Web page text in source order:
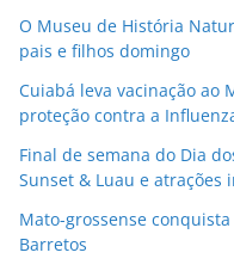
O Museu de História
pais e filhos domingo
Cuiabá leva vacinação ao
proteção contra a
Final de semana do Dia
Sunset & Luau e atrações
Mato-grossense
Barretos